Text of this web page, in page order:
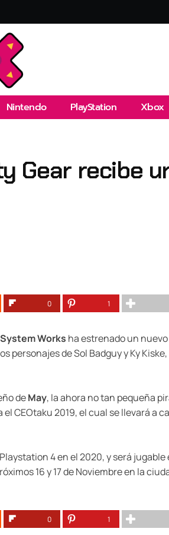
Nintendo PlayStation Xbox
Gear recibe
0 1
Works ha estrenado un
de Sol Badguy y Ky Kiske,
deMay, la ahora no tan pequeña
CEOtaku 2019, el cual se llevará a
4 en el 2020, y será jugable
16 y 17 de Noviembre en la
0 1